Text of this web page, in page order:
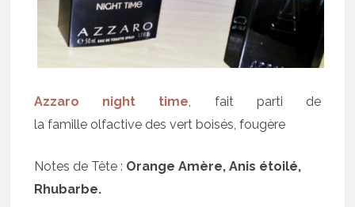
Azzaro night time, fait parti de
la famille olfactive des vert boisés, fougère
Notes de Tête : Orange Amère, Anis étoilé,
Rhubarbe.